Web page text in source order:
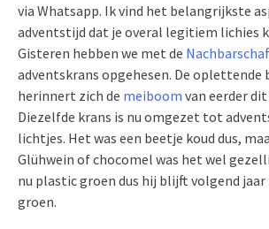
via Whatsapp. Ik vind het belangrijkste
adventstijd dat je overal legitiem lichies
Gisteren hebben we met de
adventskrans opgehesen. De oplettende
herinnert zich de meiboom van eerder
Diezelfde krans is nu omgezet tot
lichtjes. Het was een beetje koud dus,
Glühwein of chocomel was het wel
nu plastic groen dus hij blijft volgend
groen.